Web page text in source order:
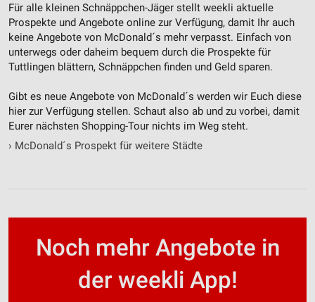
Für alle kleinen Schnäppchen-Jäger stellt weekli aktuelle
Prospekte und Angebote online zur Verfügung, damit Ihr auch
keine Angebote von McDonald´s mehr verpasst. Einfach von
unterwegs oder daheim bequem durch die Prospekte für
Tuttlingen blättern, Schnäppchen finden und Geld sparen.
Gibt es neue Angebote von McDonald´s werden wir Euch diese
hier zur Verfügung stellen. Schaut also ab und zu vorbei, damit
Eurer nächsten Shopping-Tour nichts im Weg steht.
› McDonald´s Prospekt für weitere Städte
Noch mehr Angebote in
der weekli App!